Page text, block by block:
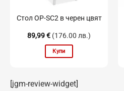
Стол OP-SC2 в черен цвят
89,99€ (176.00 лв.)
Купи
[jgm-review-widget]